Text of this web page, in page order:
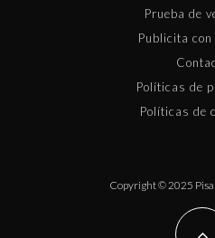
Prueba de
Publicita
Políticas de
Políticas de
Copyright © 2025